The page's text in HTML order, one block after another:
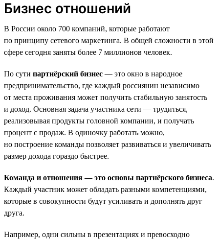
Бизнес отношений
В России около 700 компаний, которые работают
по принципу сетевого маркетинга. В общей сложности в этой
сфере сегодня заняты более 7 миллионов человек.
По сути партнёрский бизнес — это окно в народное
предпринимательство, где каждый россиянин независимо
от места проживания может получить стабильную занятость
и доход. Основная задача участника сети — трудиться,
реализовывая продукты головной компании, и получать
процент с продаж. В одиночку работать можно,
но построение команды позволяет развиваться и увеличивать
размер дохода гораздо быстрее.
Команда и отношения — это основы партнёрского бизнеса.
Каждый участник может обладать разными компетенциями,
которые в совокупности будут усиливать и дополнять друг
друга.
Например, одни сильны в презентациях и превосходно